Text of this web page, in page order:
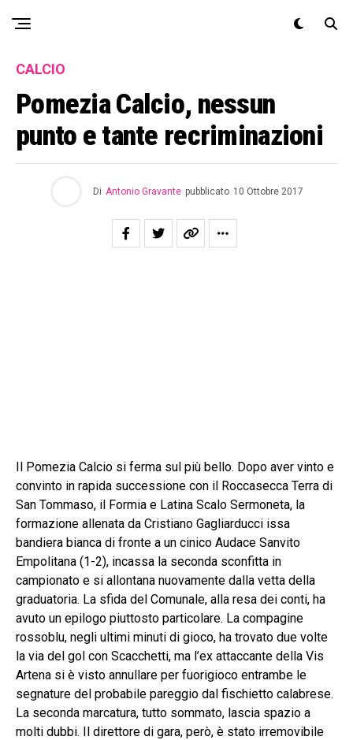
CALCIO
Pomezia Calcio, nessun
punto e tante recriminazioni
Di Antonio Gravante pubblicato 10 Ottobre 2017
Il Pomezia Calcio si ferma sul più bello. Dopo aver vinto e
convinto in rapida successione con il Roccasecca Terra di
San Tommaso, il Formia e Latina Scalo Sermoneta, la
formazione allenata da Cristiano Gagliarducci issa
bandiera bianca di fronte a un cinico Audace Sanvito
Empolitana (1-2), incassa la seconda sconfitta in
campionato e si allontana nuovamente dalla vetta della
graduatoria. La sfida del Comunale, alla resa dei conti, ha
avuto un epilogo piuttosto particolare. La compagine
rossoblu, negli ultimi minuti di gioco, ha trovato due volte
la via del gol con Scacchetti, ma l’ex attaccante della Vis
Artena si è visto annullare per fuorigioco entrambe le
segnature del probabile pareggio dal fischietto calabrese.
La seconda marcatura, tutto sommato, lascia spazio a
molti dubbi. Il direttore di gara, però, è stato irremovibile